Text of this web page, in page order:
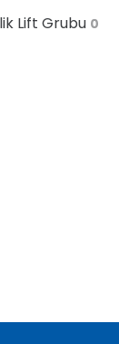
Lift Grubu 0